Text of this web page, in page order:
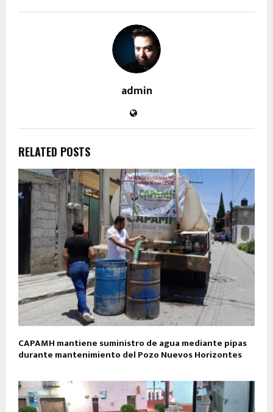
admin
RELATED POSTS
CAPAMH mantiene suministro de agua mediante pipas
durante mantenimiento del Pozo Nuevos Horizontes